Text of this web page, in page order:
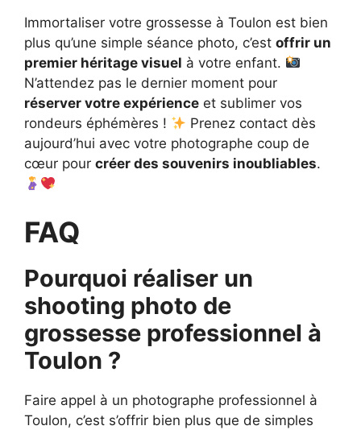
Immortaliser votre grossesse à Toulon est bien
plus qu’une simple séance photo, c’est offrir un
premier héritage visuel à votre enfant.
N’attendez pas le dernier moment pour
réserver votre expérience et sublimer vos
rondeurs éphémères !
Prenez contact dès
aujourd’hui avec votre photographe coup de
cœur pour créer des souvenirs inoubliables.
FAQ
Pourquoi réaliser un
shooting photo de
grossesse professionnel à
Toulon ?
Faire appel à un photographe professionnel à
Toulon, c’est s’offrir bien plus que de simples